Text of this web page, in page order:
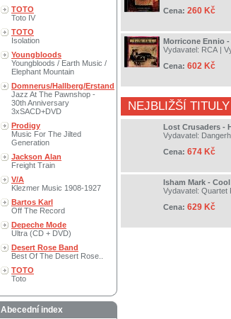
TOTO
Toto IV
TOTO
Isolation
Youngbloods
Youngbloods / Earth Music /
Elephant Mountain
Domnerus/Hallberg/Erstand
Jazz At The Pawnshop -
30th Anniversary
3xSACD+DVD
Prodigy
Music For The Jilted
Generation
Jackson Alan
Freight Train
V/A
Klezmer Music 1908-1927
Bartos Karl
Off The Record
Depeche Mode
Ultra (CD + DVD)
Desert Rose Band
Best Of The Desert Rose..
TOTO
Toto
Abecední index
Cena: 260 Kč
Morricone Ennio
Vydavatel: RCA |
Cena: 602 Kč
NEJBLIŽŠÍ
Lost Crusaders -
Vydavatel:
Cena: 674 Kč
Isham Mark -
Vydavatel: Quartet
Cena: 629 Kč